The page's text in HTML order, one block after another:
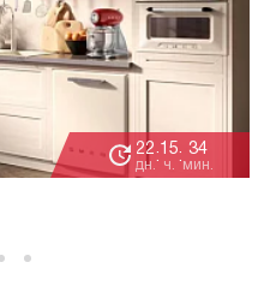
22
дн.:15
ч. : 34
мин.